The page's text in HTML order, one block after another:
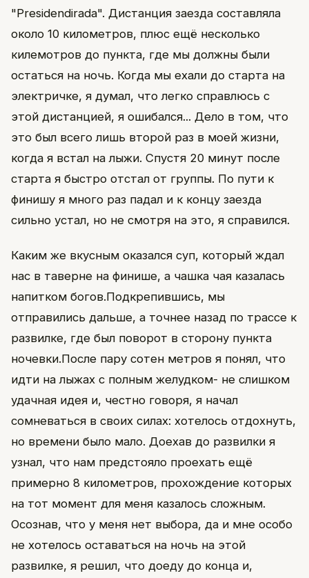
"Presidendirada". Дистанция заезда составляла
около 10 километров, плюс ещё несколько
килемотров до пункта, где мы должны были
остаться на ночь. Когда мы ехали до старта на
электричке, я думал, что легко справлюсь с
этой дистанцией, я ошибался... Дело в том, что
это был всего лишь второй раз в моей жизни,
когда я встал на лыжи. Спустя 20 минут после
старта я быстро отстал от группы. По пути к
финишу я много раз падал и к концу заезда
сильно устал, но не смотря на это, я справился.
Каким же вкусным оказался суп, который ждал
нас в таверне на финише, а чашка чая казалась
напитком богов.Подкрепившись, мы
отправились дальше, а точнее назад по трассе к
развилке, где был поворот в сторону пункта
ночевки.После пару сотен метров я понял, что
идти на лыжах с полным желудком- не слишком
удачная идея и, честно говоря, я начал
сомневаться в своих силах: хотелось отдохнуть,
но времени было мало. Доехав до развилки я
узнал, что нам предстояло проехать ещё
примерно 8 километров, прохождение которых
на тот момент для меня казалось сложным.
Осознав, что у меня нет выбора, да и мне особо
не хотелось оставаться на ночь на этой
развилке, я решил, что доеду до конца и,